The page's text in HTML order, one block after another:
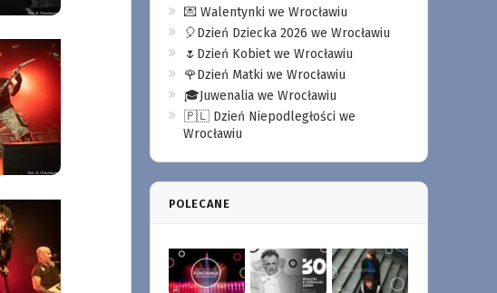
💌 Walentynki we Wrocławiu
🎈Dzień Dziecka 2026 we Wrocławiu
🌷Dzień Kobiet we Wrocławiu
🌹Dzień Matki we Wrocławiu
🎓Juwenalia we Wrocławiu
🇵🇱 Dzień Niepodległości we
Wrocławiu
POLECANE